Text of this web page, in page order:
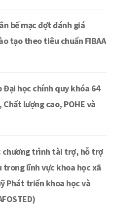
bế mạc đợt đánh giá
tạo theo tiêu chuẩn FIBAA
học chính quy khóa 64
lượng cao, POHE và
chương trình tài trợ, hỗ trợ
lĩnh vực khoa học xã
Phát triển khoa học và